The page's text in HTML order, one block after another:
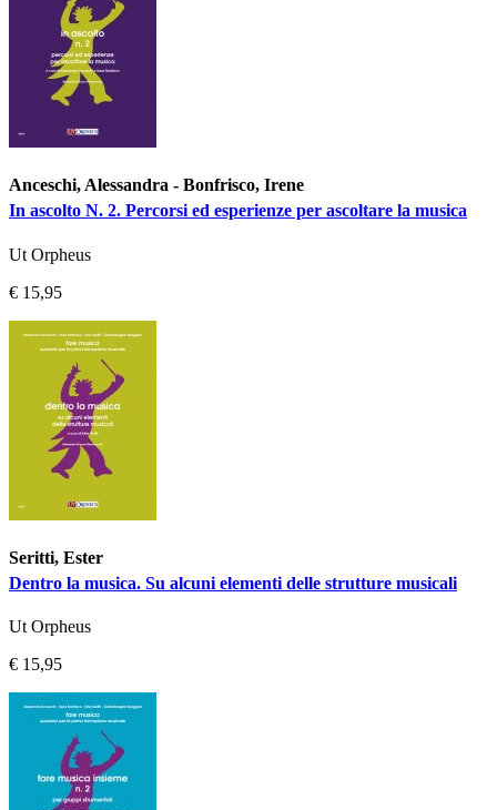
Anceschi, Alessandra - Bonfrisco, Irene
In ascolto N. 2. Percorsi ed esperienze per ascoltare la musica
Ut Orpheus
€ 15,95
Seritti, Ester
Dentro la musica. Su alcuni elementi delle strutture musicali
Ut Orpheus
€ 15,95